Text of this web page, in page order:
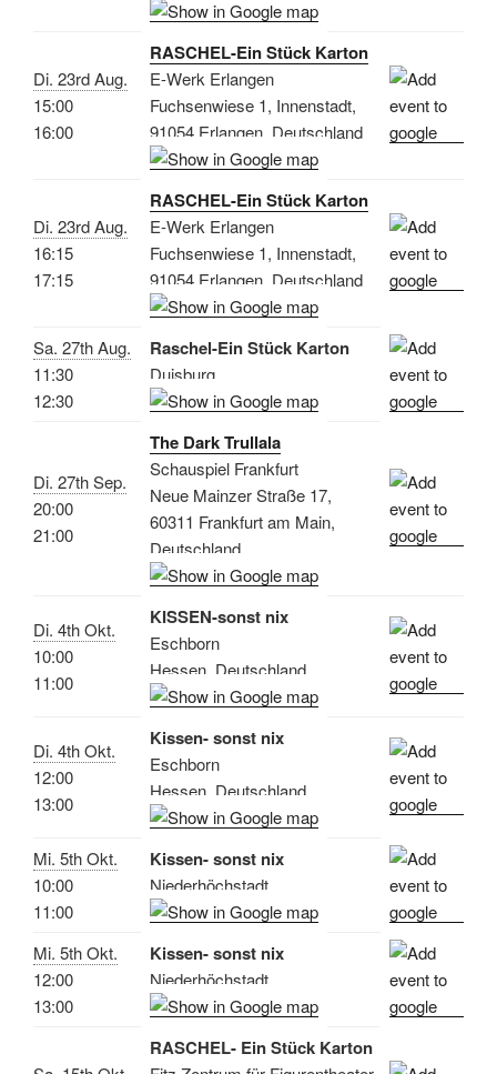
Di. 23rd Aug.
15:00
16:00
RASCHEL-Ein Stück Karton
E-Werk Erlangen
Fuchsenwiese 1, Innenstadt,
91054 Erlangen, Deutschland
Di. 23rd Aug.
16:15
17:15
RASCHEL-Ein Stück Karton
E-Werk Erlangen
Fuchsenwiese 1, Innenstadt,
91054 Erlangen, Deutschland
Sa. 27th Aug.
11:30
12:30
Raschel-Ein Stück Karton
Duisburg
Di. 27th Sep.
20:00
21:00
The Dark Trullala
Schauspiel Frankfurt
Neue Mainzer Straße 17,
60311 Frankfurt am Main,
Deutschland
Di. 4th Okt.
10:00
11:00
KISSEN-sonst nix
Eschborn
Hessen, Deutschland
Di. 4th Okt.
12:00
13:00
Kissen- sonst nix
Eschborn
Hessen, Deutschland
Mi. 5th Okt.
10:00
11:00
Kissen- sonst nix
Niederhöchstadt
Mi. 5th Okt.
12:00
13:00
Kissen- sonst nix
Niederhöchstadt
RASCHEL- Ein Stück Karton